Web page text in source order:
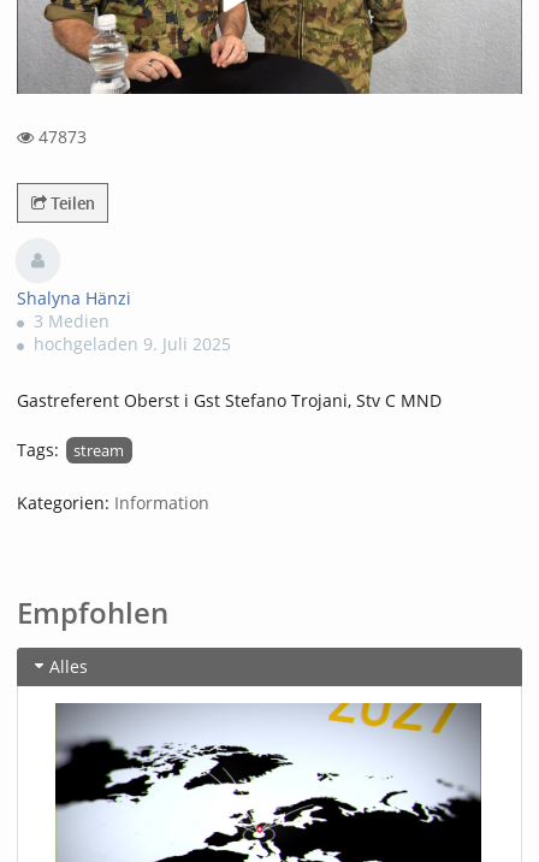
47873
Teilen
Shalyna Hänzi
3 Medien
hochgeladen 9. Juli 2025
Gastreferent Oberst i Gst Stefano Trojani, Stv C MND
Tags: stream
Kategorien: Information
Empfohlen
Alles